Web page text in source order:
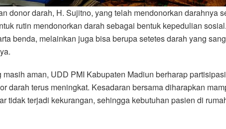
donor darah, H. Sujitno, yang telah mendonorkan darahnya
rutin mendonorkan darah sebagai bentuk kepedulian sosial.
benda, melainkan juga bisa berupa setetes darah yang
aman, UDD PMI Kabupaten Madiun berharap partisipasi
darah terus meningkat. Kesadaran bersama diharapkan
tidak terjadi kekurangan, sehingga kebutuhan pasien di